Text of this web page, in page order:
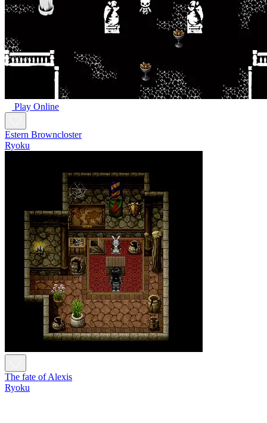
Play Online
Estern Browncloster
Ryoku
The fate of Alexis
Ryoku